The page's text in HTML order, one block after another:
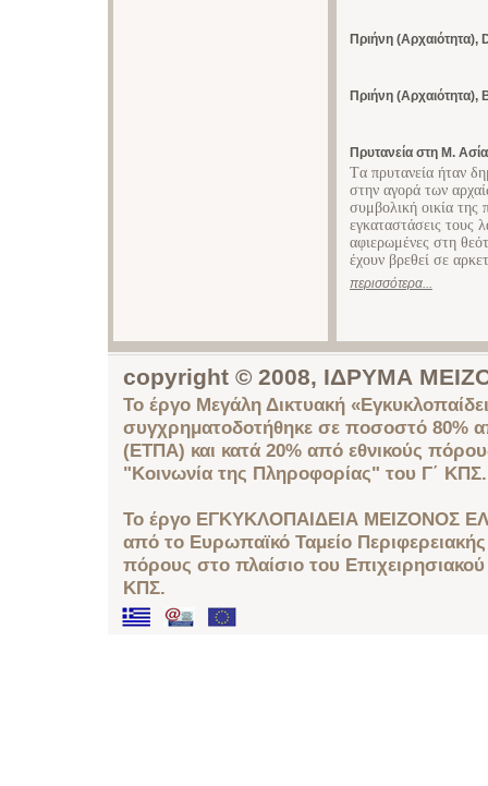
Πριήνη
Πριήνη (Αρχαιότητα),
Πρυτανεία στη Μ. Ασία
Tα πρυτανεία ήταν
στην αγορά των
συμβολική οικία της
εγκαταστάσεις τους
αφιερωμένες στη
έχουν βρεθεί σε
περισσότερα...
copyright © 2008, ΙΔΡΥΜΑ
Το έργο Μεγάλη Δικτυακή
συγχρηματοδοτήθηκε σε ποσοστό 80%
(ΕΤΠΑ) και κατά 20% από εθνικούς
"Κοινωνία της Πληροφορίας" του Γ΄ ΚΠΣ.
Το έργο ΕΓΚΥΚΛΟΠΑΙΔΕΙΑ ΜΕΙΖΟΝΟΣ
από το Ευρωπαϊκό Ταμείο
πόρους στο πλαίσιο του
ΚΠΣ.